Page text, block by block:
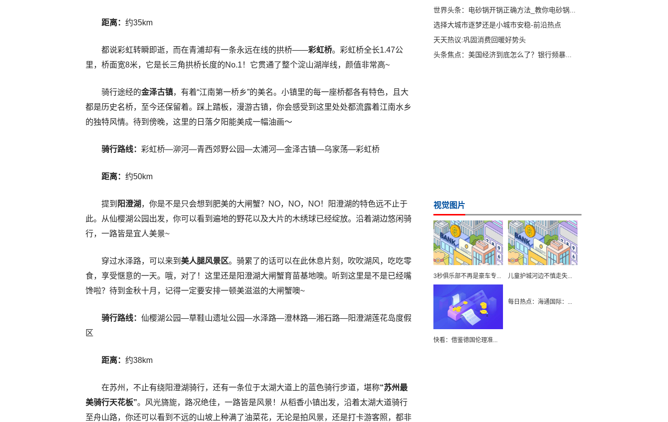
距离： 约35km
都说彩虹转瞬即逝，而在青浦却有一条永远在线的拱桥——彩虹桥。彩虹桥全长1.47公
里，桥面宽8米，它是长三角拱桥长度的No.1！它贯通了整个淀山湖岸线，颜值非常高~
骑行途经的金泽古镇，有着“江南第一桥乡”的美名。小镇里的每一座桥都各有特色，且大
都是历史名桥，至今还保留着。踩上踏板，漫游古镇，你会感受到这里处处都流露着江南水乡
的独特风情。待到傍晚，这里的日落夕阳能美成一幅油画～
骑行路线： 彩虹桥—泖河—青西郊野公园—太浦河—金泽古镇—乌家荡—彩虹桥
距离： 约50km
提到 阳澄湖 ，你是不是只会想到肥美的大闸蟹？NO，NO，NO！阳澄湖的特色远不止于
此。从仙樱湖公园出发，你可以看到遍地的野花以及大片的木绣球已经绽放。沿着湖边悠闲骑
行，一路皆是宜人美景~
穿过水泽路，可以来到 美人腿风景区。骑累了的话可以在此休息片刻，吹吹湖风，吃吃零
食，享受惬意的一天。哦，对了！这里还是阳澄湖大闸蟹育苗基地噢。听到这里是不是已经嘴
馋啦？待到金秋十月，记得一定要安排一顿美滋滋的大闸蟹噢~
骑行路线： 仙樱湖公园—草鞋山遗址公园—水泽路—澄林路—湘石路—阳澄湖莲花岛度假
区
距离： 约38km
在苏州，不止有绕阳澄湖骑行，还有一条位于太湖大道上的蓝色骑行步道，堪称“苏州最
美骑行天花板”。风光旖旎，路况绝佳，一路皆是风景！从稻香小镇出发，沿着太湖大道骑行
至舟山路，你还可以看到不远的山坡上种满了油菜花，无论是拍风景，还是打卡游客照，都非
世界头条：电砂锅开锅正确方法_教你电砂锅...
选择大城市逐梦还是小城市安稳-前沿热点
天天热议:巩固消费回暖好势头
头条焦点：美国经济到底怎么了？银行频暴...
视觉图片
3秒俱乐部不再是豪车专... 儿童护城河边不慎走失...
快看：借鉴德国伦理准...
每日热点：海通国际：...